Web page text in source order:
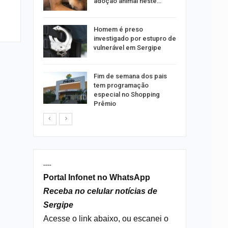
Homem é preso
investigado por estupro de
vulnerável em Sergipe
Fim de semana dos pais
tem programação
especial no Shopping
Prêmio
----
Portal Infonet no WhatsApp
Receba no celular notícias de
Sergipe
Acesse o link abaixo, ou escanei o